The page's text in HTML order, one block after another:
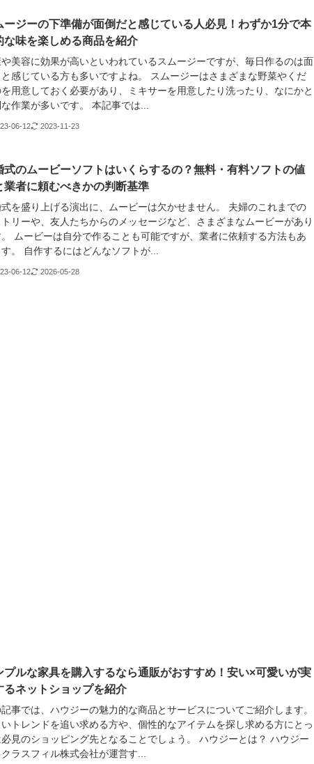
ージーの下準備が面倒だと感じている人必見！わずか1分で本
な味を楽しめる商品を紹介
美容に効果が高いといわれているスムージーですが、毎日作るのは面
感じている方も多いですよね。 スムージーはさまざまな野菜やくだ
用意しておく必要があり、ミキサーを用意したり洗ったり、なにかと
作業が多いです。 本記事では...
06-12 2023-11-23
式のムービーソフトはいくらするの？無料・有料ソフトの値
業者に頼むべきかの判断基準
を盛り上げる演出に、ムービーは欠かせません。 夫婦のこれまでの
リーや、友人たちからのメッセージなど、さまざまなムービーがあり
ムービーは自分で作ることも可能ですが、業者に依頼する方法もあ
。 自作するにはどんなソフトが...
06-12 2026-05-28
プルな家具を購入するなら通販がおすすめ！安い×可愛いが実
るネットショップを紹介
事では、ハウジーの魅力的な商品とサービスについてご紹介します。
トレンドを追い求める方や、個性的なアイテムを探し求める方にとっ
見のショッピング先となることでしょう。 ハウジーとは？ ハウジー
ラスフィル株式会社が運営す...